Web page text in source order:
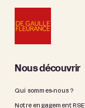
Nous découvrir
Qui sommes-nous ?
Notre engagement RSE